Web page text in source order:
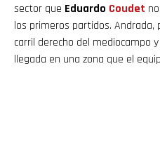
sector que Eduardo Coudet
los primeros partidos.
carril derecho del mediocampo
llegada en una zona que el